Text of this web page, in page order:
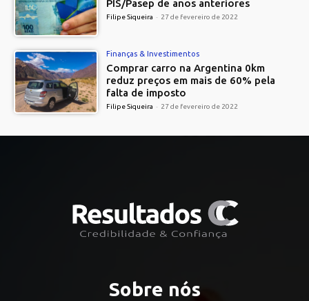
PIS/Pasep de anos anteriores
Filipe Siqueira - 27 de fevereiro de 2022
Finanças & Investimentos
Comprar carro na Argentina 0km
reduz preços em mais de 60% pela
falta de imposto
Filipe Siqueira - 27 de fevereiro de 2022
Sobre nós